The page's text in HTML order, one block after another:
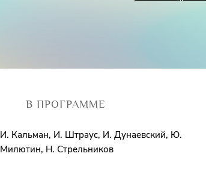
В ПРОГРАММЕ
И. Кальман, И. Штраус, И. Дунаевский, Ю.
Милютин, Н. Стрельников